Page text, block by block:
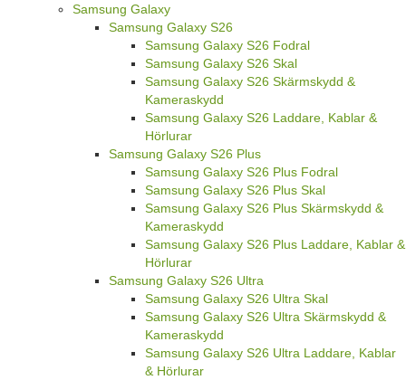
Samsung Galaxy
Samsung Galaxy S26
Samsung Galaxy S26 Fodral
Samsung Galaxy S26 Skal
Samsung Galaxy S26 Skärmskydd &
Kameraskydd
Samsung Galaxy S26 Laddare, Kablar &
Hörlurar
Samsung Galaxy S26 Plus
Samsung Galaxy S26 Plus Fodral
Samsung Galaxy S26 Plus Skal
Samsung Galaxy S26 Plus Skärmskydd &
Kameraskydd
Samsung Galaxy S26 Plus Laddare, Kablar &
Hörlurar
Samsung Galaxy S26 Ultra
Samsung Galaxy S26 Ultra Skal
Samsung Galaxy S26 Ultra Skärmskydd &
Kameraskydd
Samsung Galaxy S26 Ultra Laddare, Kablar
& Hörlurar